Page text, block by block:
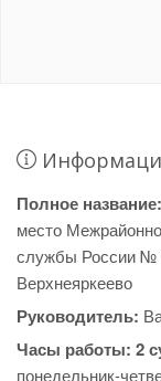
Полное название:
место
службы России №
Верхнеяркеево
Руководитель:
Часы работы: 2
понедельник-